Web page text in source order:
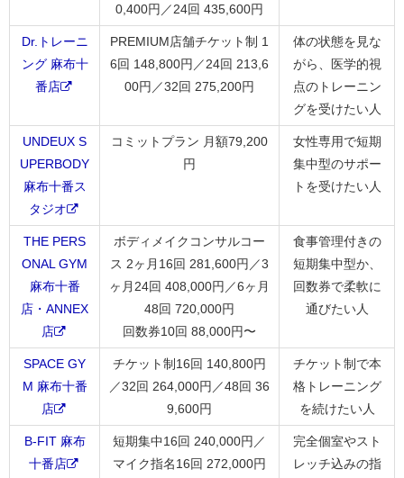
0,400円／24回 435,600円
Dr.トレーニ
ング 麻布十
番店
PREMIUM店舗チケット制 1
6回 148,800円／24回 213,6
00円／32回 275,200円
体の状態を見な
がら、医学的視
点のトレーニン
グを受けたい人
UNDEUX S
UPERBODY
麻布十番ス
タジオ
コミットプラン 月額79,200
円
女性専用で短期
集中型のサポー
トを受けたい人
THE PERS
ONAL GYM
麻布十番
店・ANNEX
店
ボディメイクコンサルコー
ス 2ヶ月16回 281,600円／3
ヶ月24回 408,000円／6ヶ月
48回 720,000円
回数券10回 88,000円〜
食事管理付きの
短期集中型か、
回数券で柔軟に
通びたい人
SPACE GY
M 麻布十番
店
チケット制16回 140,800円
／32回 264,000円／48回 36
9,600円
チケット制で本
格トレーニング
を続けたい人
B-FIT 麻布
十番店
短期集中16回 240,000円／
マイク指名16回 272,000円
完全個室やスト
レッチ込みの指